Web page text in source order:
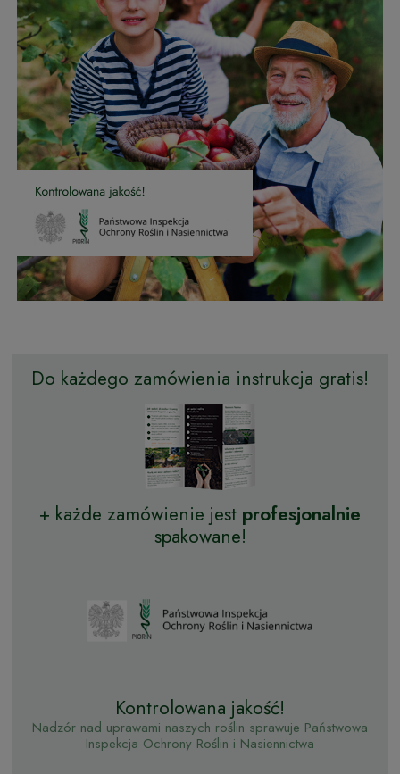
Do każdego zamówienia instrukcja gratis!
+ każde zamówienie jest profesjonalnie
spakowane!
Kontrolowana jakość!
Nadzór nad uprawami naszych roślin sprawuje Państwowa
Inspekcja Ochrony Roślin i Nasiennictwa